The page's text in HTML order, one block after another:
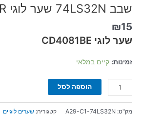
שבב 74LS32N שער לוגי OR
₪15
שער לוגי CD4081BE
זמינות: קיים במלאי
הוספה לסל
מק"ט: A29-C1-74LS32N קטגוריה: שערים לוגיים